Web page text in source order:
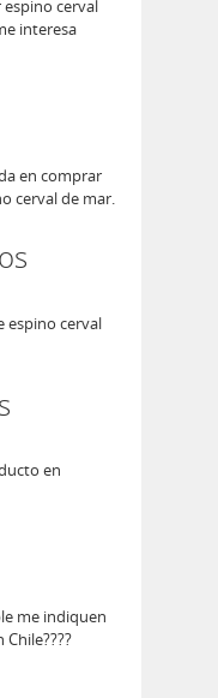
espino cerval
interesa
en comprar
cerval de mar.
espino cerval
en
me indiquen